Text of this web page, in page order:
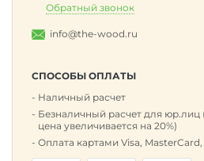
Обратный звонок
info@the-wood.ru
СПОСОБЫ ОПЛАТЫ
Наличный расчет
Безналичный расчет для юр.лиц
цена увеличивается на 20%)
Оплата картами Visa,